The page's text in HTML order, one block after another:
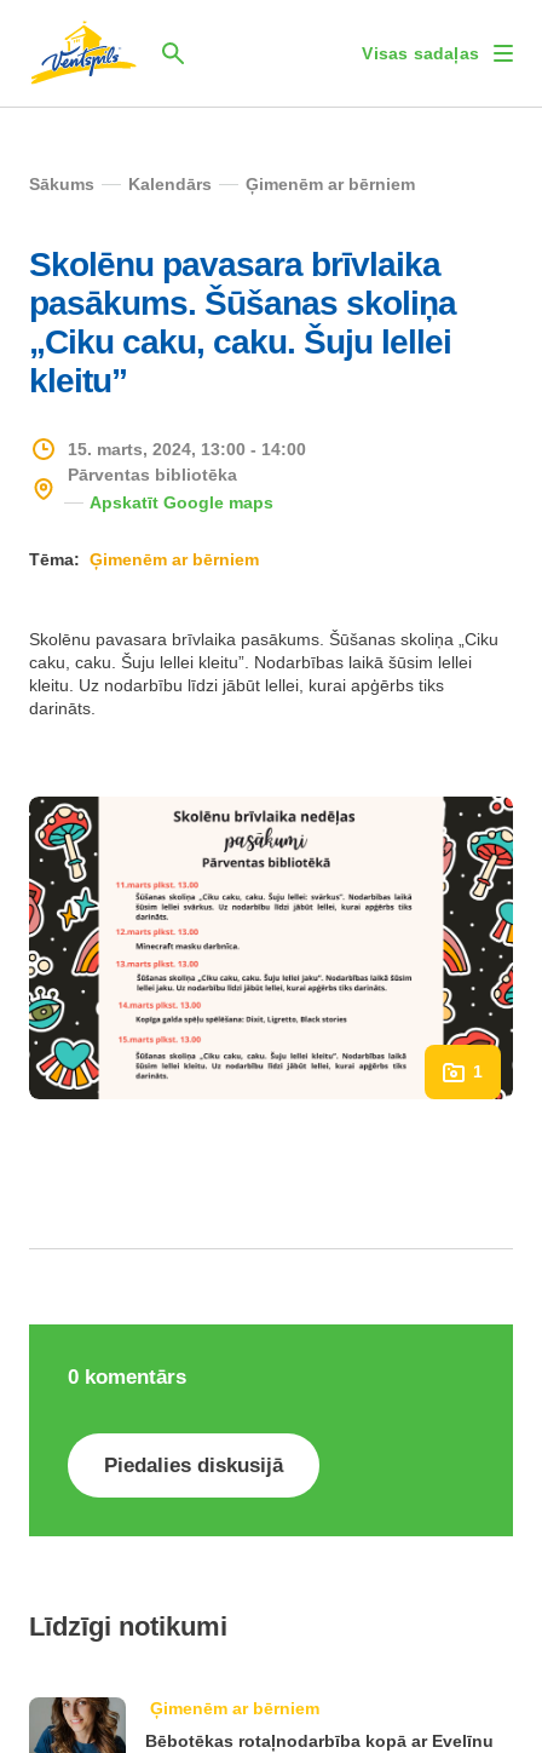
Visas sadaļas
Sākums Kalendārs Ģimenēm ar bērniem
Skolēnu pavasara brīvlaika
pasākums. Šūšanas skoliņa
„Ciku caku, caku. Šuju lellei
kleitu”
15. marts, 2024, 13:00 - 14:00
Pārventas bibliotēka
Apskatīt Google maps
Tēma: Ģimenēm ar bērniem
Skolēnu pavasara brīvlaika pasākums. Šūšanas skoliņa „Ciku
caku, caku. Šuju lellei kleitu”. Nodarbības laikā šūsim lellei
kleitu. Uz nodarbību līdzi jābūt lellei, kurai apģērbs tiks
darināts.
1
0 komentārs
Piedalies diskusijā
Līdzīgi notikumi
Ģimenēm ar bērniem
Bēbotēkas rotaļnodarbība kopā ar Evelīnu